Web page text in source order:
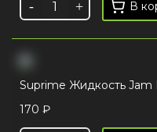
В
Suprime Жидкость Jam
170 ₽